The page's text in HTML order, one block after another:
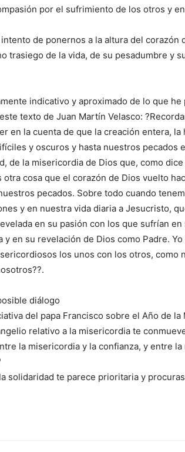
por el sufrimiento de los otros y
de ponernos a la altura del
trasiego de la vida, de su pesadumbre y
indicativo y aproximado de lo que
texto de Juan Martín Velasco:
en la cuenta de que la creación entera,
y oscuros y hasta nuestros pecados
de la misericordia de Dios que, como dice
otra cosa que el corazón de Dios vuelto
pecados. Sobre todo cuando
y en nuestra vida diaria a Jesucristo,
en su pasión con los que sufrían
y en su revelación de Dios como Padre.
los unos con los otros, como
diálogo
del papa Francisco sobre el Año de la
relativo a la misericordia te
la misericordia y la confianza, y entre
solidaridad te parece prioritaria y